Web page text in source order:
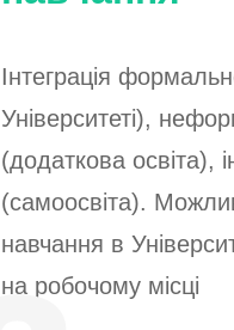
Інтеграція
Університеті),
(додаткова освіта),
(самоосвіта).
навчання в
на робочому місці